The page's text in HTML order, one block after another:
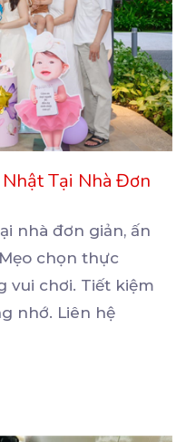
Nhật Tại Nhà Đơn
nhà đơn giản, ấn
chọn thực
vui chơi. Tiết kiệm
nhớ. Liên hệ